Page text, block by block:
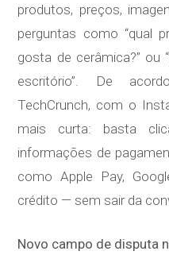
produtos, preços,
perguntas como “qual
gosta de cerâmica?” ou
escritório”. De
TechCrunch, com o
mais curta: basta
informações de
como Apple Pay,
crédito — sem sair da
Novo campo de disputa